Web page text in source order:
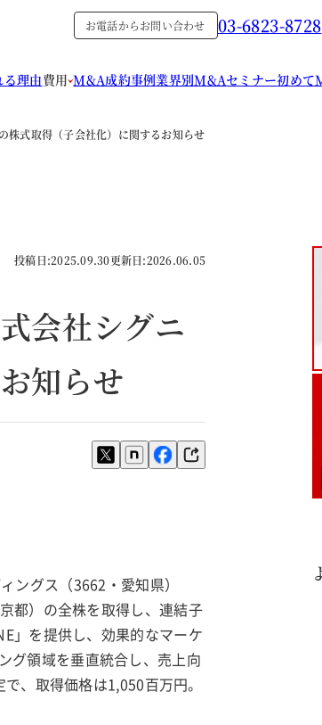
お電話からお問い合わせ 03-6823-8728
理由費用 M&A成約事例業界別M&Aセミナー初めて
株式取得（子会社化）に関するお知らせ
投稿日:2025.09.30更新日:2026.06.05
会社シグニ
知らせ
ングス（3662・愛知県）
都）の全株を取得し、連結子
」を提供し、効果的なマーケ
グ領域を垂直統合し、売上向
、取得価格は1,050百万円。